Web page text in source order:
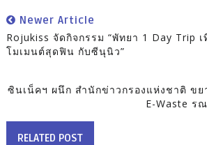
Newer Article
Rojukiss จัดกิจกรรม “พัทยา 1 Day Trip
โมเมนต์สุดฟิน กับซีนุนิว”
ซินเน็คฯ ผนึก สำนักข่าวกรองแห่งชาติ ขย
E-Waste ร
RELATED POST